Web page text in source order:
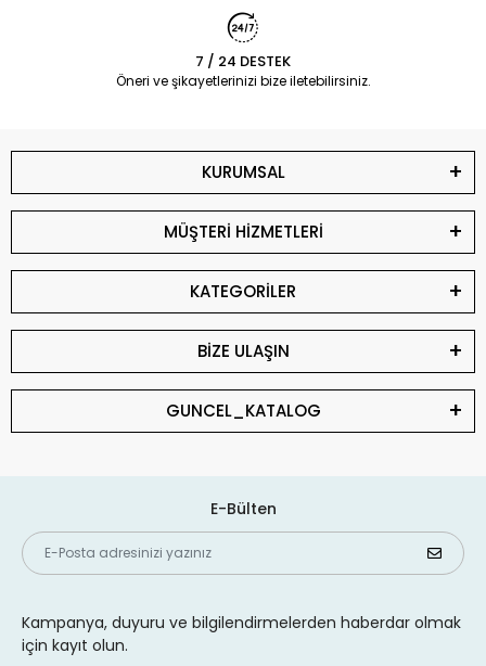
7 / 24 DESTEK
Öneri ve şikayetlerinizi bize iletebilirsiniz.
KURUMSAL
MÜŞTERİ HİZMETLERİ
KATEGORİLER
BİZE ULAŞIN
GUNCEL_KATALOG
E-Bülten
Kampanya, duyuru ve bilgilendirmelerden haberdar olmak
için kayıt olun.